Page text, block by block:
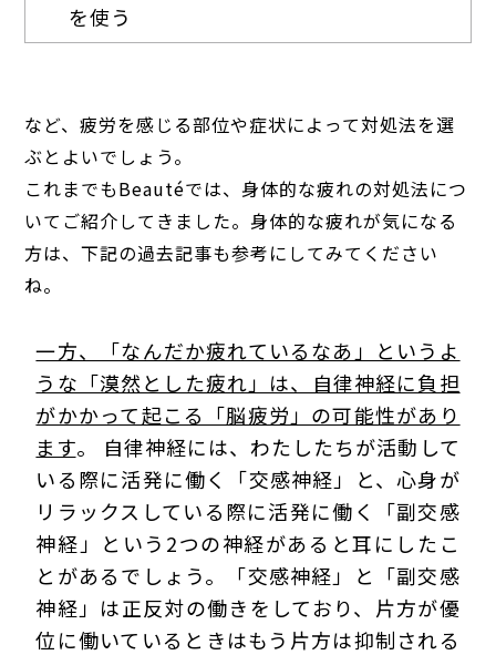
を使う
など、疲労を感じる部位や症状によって対処法を選
ぶとよいでしょう。
これまでもBeautéでは、身体的な疲れの対処法につ
いてご紹介してきました。身体的な疲れが気になる
方は、下記の過去記事も参考にしてみてください
ね。
一方、「なんだか疲れているなあ」というよ
うな「漠然とした疲れ」は、自律神経に負担
がかかって起こる「脳疲労」の可能性があり
ます。 自律神経には、わたしたちが活動して
いる際に活発に働く「交感神経」と、心身が
リラックスしている際に活発に働く「副交感
神経」という2つの神経があると耳にしたこ
とがあるでしょう。「交感神経」と「副交感
神経」は正反対の働きをしており、片方が優
位に働いているときはもう片方は抑制される